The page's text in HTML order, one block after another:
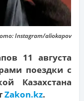
Instagram/aliokapov
11 августа
поездки с
Казахстана
Zakon.kz.